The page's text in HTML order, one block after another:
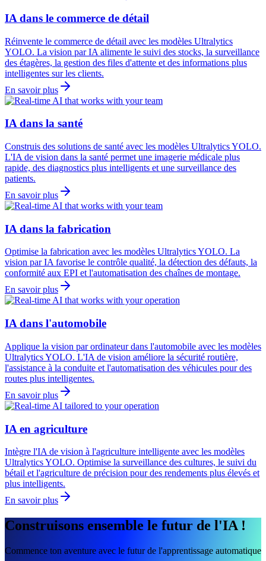
IA dans le commerce de détail
Réinvente le commerce de détail avec les modèles Ultralytics
YOLO. La vision par IA alimente le suivi des stocks, la surveillance
des étagères, la gestion des files d'attente et des informations plus
intelligentes sur les clients.
En savoir plus
IA dans la santé
Construis des solutions de santé avec les modèles Ultralytics YOLO.
L'IA de vision dans la santé permet une imagerie médicale plus
rapide, des diagnostics plus intelligents et une surveillance des
patients.
En savoir plus
IA dans la fabrication
Optimise la fabrication avec les modèles Ultralytics YOLO. La
vision par IA favorise le contrôle qualité, la détection des défauts, la
conformité aux EPI et l'automatisation des chaînes de montage.
En savoir plus
IA dans l'automobile
Applique la vision par ordinateur dans l'automobile avec les modèles
Ultralytics YOLO. L'IA de vision améliore la sécurité routière,
l'assistance à la conduite et l'automatisation des véhicules pour des
routes plus intelligentes.
En savoir plus
IA en agriculture
Intègre l'IA de vision à l'agriculture intelligente avec les modèles
Ultralytics YOLO. Optimise la surveillance des cultures, le suivi du
bétail et l'agriculture de précision pour des rendements plus élevés et
plus intelligents.
En savoir plus
Construisons ensemble le futur de l'IA !
Commence ton aventure avec le futur de l'apprentissage automatique